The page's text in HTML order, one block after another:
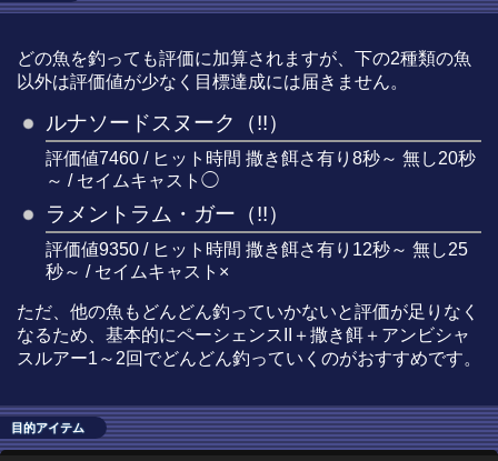
どの魚を釣っても評価に加算されますが、下の2種類の魚
以外は評価値が少なく目標達成には届きません。
ルナソードスヌーク（!!）
評価値7460 / ヒット時間 撒き餌さ有り8秒～ 無し20秒
～ / セイムキャスト◯
ラメントラム・ガー（!!）
評価値9350 / ヒット時間 撒き餌さ有り12秒～ 無し25
秒～ / セイムキャスト×
ただ、他の魚もどんどん釣っていかないと評価が足りなく
なるため、基本的にペーシェンスII＋撒き餌＋アンビシャ
スルアー1～2回でどんどん釣っていくのがおすすめです。
目的アイテム